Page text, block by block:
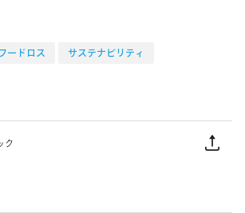
ードロス
サステナビリティ
ク